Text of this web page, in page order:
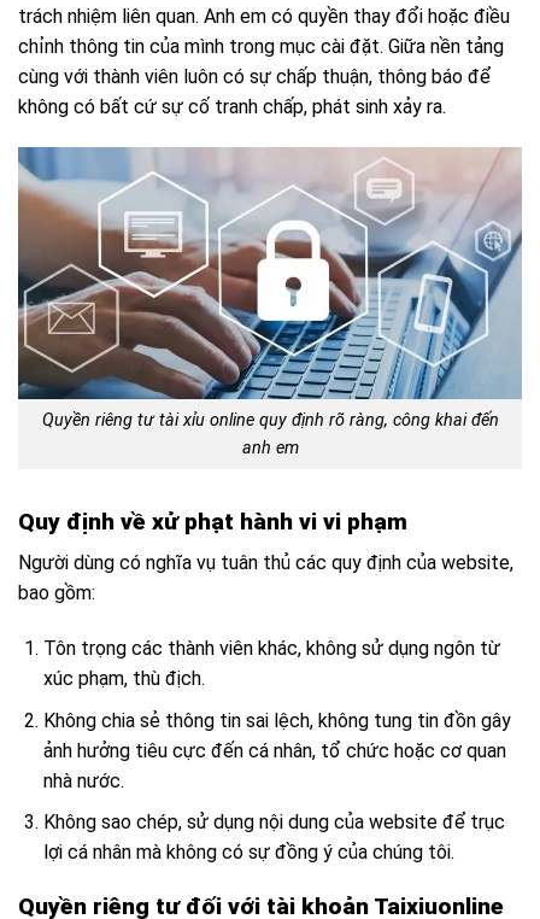
trách nhiệm liên quan. Anh em có quyền thay đổi hoặc điều
chỉnh thông tin của mình trong mục cài đặt. Giữa nền tảng
cùng với thành viên luôn có sự chấp thuận, thông báo để
không có bất cứ sự cố tranh chấp, phát sinh xảy ra.
Quyền riêng tư tài xỉu online quy định rõ ràng, công khai đến
anh em
Quy định về xử phạt hành vi vi phạm
Người dùng có nghĩa vụ tuân thủ các quy định của website,
bao gồm:
Tôn trọng các thành viên khác, không sử dụng ngôn từ
xúc phạm, thù địch.
Không chia sẻ thông tin sai lệch, không tung tin đồn gây
ảnh hưởng tiêu cực đến cá nhân, tổ chức hoặc cơ quan
nhà nước.
Không sao chép, sử dụng nội dung của website để trục
lợi cá nhân mà không có sự đồng ý của chúng tôi.
Quyền riêng tư đối với tài khoản Taixiuonline